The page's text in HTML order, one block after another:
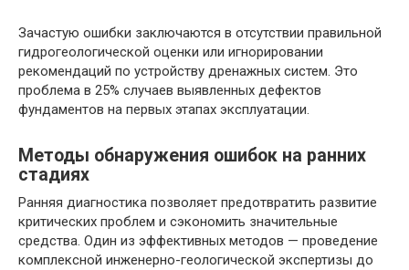
Зачастую ошибки заключаются в отсутствии правильной
гидрогеологической оценки или игнорировании
рекомендаций по устройству дренажных систем. Это
проблема в 25% случаев выявленных дефектов
фундаментов на первых этапах эксплуатации.
Методы обнаружения ошибок на ранних
стадиях
Ранняя диагностика позволяет предотвратить развитие
критических проблем и сэкономить значительные
средства. Один из эффективных методов — проведение
комплексной инженерно-геологической экспертизы до